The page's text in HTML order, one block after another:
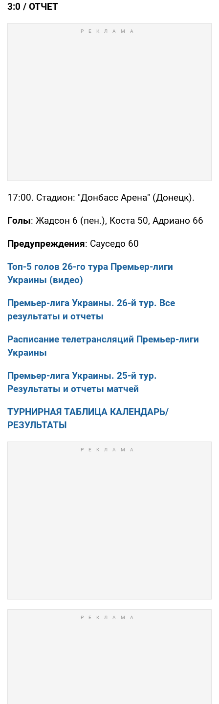
3:0 / ОТЧЕТ
17:00. Стадион: "Донбасс Арена" (Донецк).
Голы: Жадсон 6 (пен.), Коста 50, Адриано 66
Предупреждения: Сауседо 60
Топ-5 голов 26-го тура Премьер-лиги
Украины (видео)
Премьер-лига Украины. 26-й тур. Все
результаты и отчеты
Расписание телетрансляций Премьер-лиги
Украины
Премьер-лига Украины. 25-й тур.
Результаты и отчеты матчей
ТУРНИРНАЯ ТАБЛИЦА КАЛЕНДАРЬ/
РЕЗУЛЬТАТЫ